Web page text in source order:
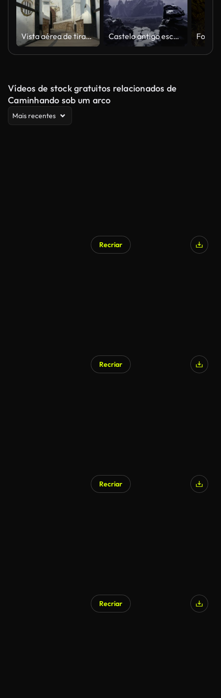
Vista aérea de tirar o fôlego da entrada do castelo de Elmina Castelo antigo escuro com torres está localizado no topo da montanha
Vídeos de stock gratuitos relacionados de
Caminhando sob um arco
Mais recentes
Recriar
Recriar
Recriar
Recriar